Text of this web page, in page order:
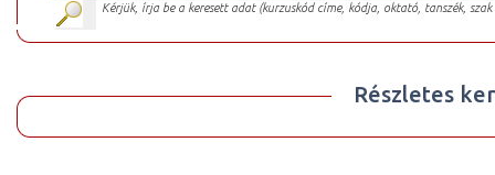
Kérjük, írja be a keresett adat (kurzuskód címe, kódja, oktató, tanszék,
Részletes